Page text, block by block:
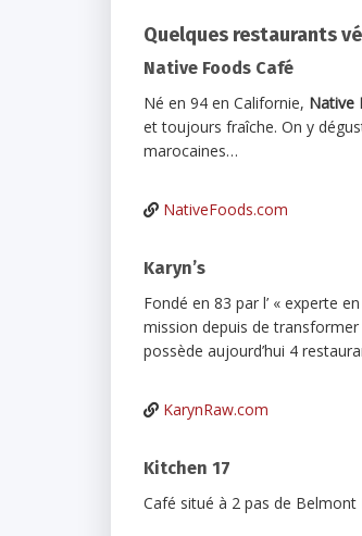
Quelques restaurants
Native Foods Café
Né en 94 en Californie, Native
et toujours fraîche. On y
marocaines…
NativeFoods.com
Karyn’s
Fondé en 83 par l’ « experte
mission depuis de transformer
possède aujourd’hui 4
KarynRaw.com
Kitchen 17
Café situé à 2 pas de Belmont